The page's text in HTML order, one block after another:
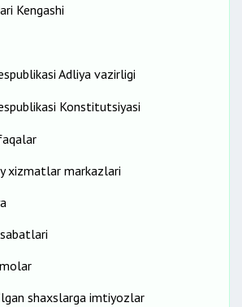
Kengashi
Adliya vazirligi
Konstitutsiyasi
xizmatlar markazlari
shaxslarga imtiyozlar